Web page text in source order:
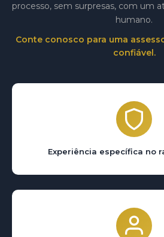
processo, sem surpresas, com um
humano.
Conte conosco para uma
confiável.
Experiência específica no